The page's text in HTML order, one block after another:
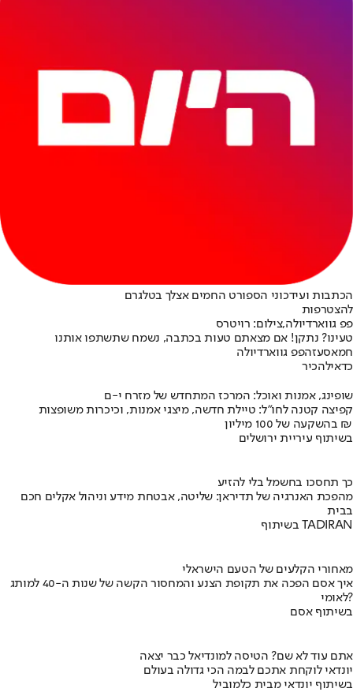
הכתבות ועידכוני הספורט החמים אצלך בטלגרם
להצטרפות
פפ גווארדיולה,צילום: רויטרס
טעינו? נתקן! אם מצאתם טעות בכתבה, נשמח שתשתפו אותנו
חמאסעזהפפ גווארדיולה
כדאילהכיר
שופינג, אמנות ואוכל: המרכז המתחדש של מזרח י-ם
קפיצה קטנה לחו"ל: טיילת חדשה, מיצגי אמנות, וכיכרות משופצות
בהשקעה של 100 מיליון ₪
בשיתוף עיריית ירושלים
כך תחסכו בחשמל בלי להזיע
מהפכת האנרגיה של תדיראן: שליטה, אבטחת מידע וניהול אקלים חכם
בבית
בשיתוף TADIRAN
מאחורי הקלעים של הטעם הישראלי
איך אסם הפכה את תקופת הצנע והמחסור הקשה של שנות ה-40 למותג
לאומי?
בשיתוף אסם
אתם עוד לא שם? הטיסה למונדיאל כבר יצאה
יונדאי לוקחת אתכם לבמה הכי גדולה בעולם
בשיתוף יונדאי מבית כלמוביל